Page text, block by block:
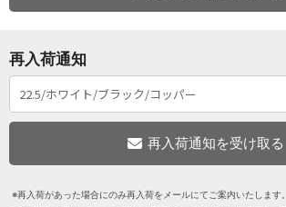
再入荷通知
※再入荷があった場合にのみ再入荷をメールにてご案内いたします。